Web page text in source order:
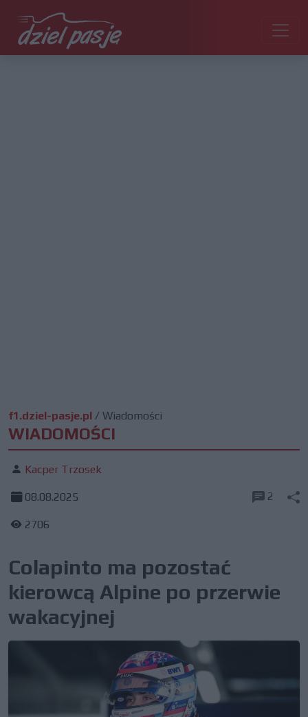
f1.dziel-pasje.pl / Wiadomości
WIADOMOŚCI
Kacper Trzosek
08.08.2025
2706
2
Colapinto ma pozostać
kierowcą Alpine po przerwie
wakacyjnej